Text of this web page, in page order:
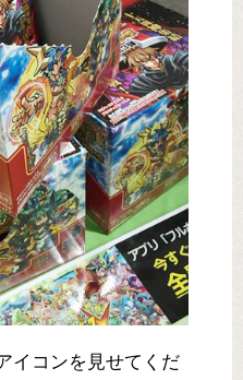
イコンを見せてくだ